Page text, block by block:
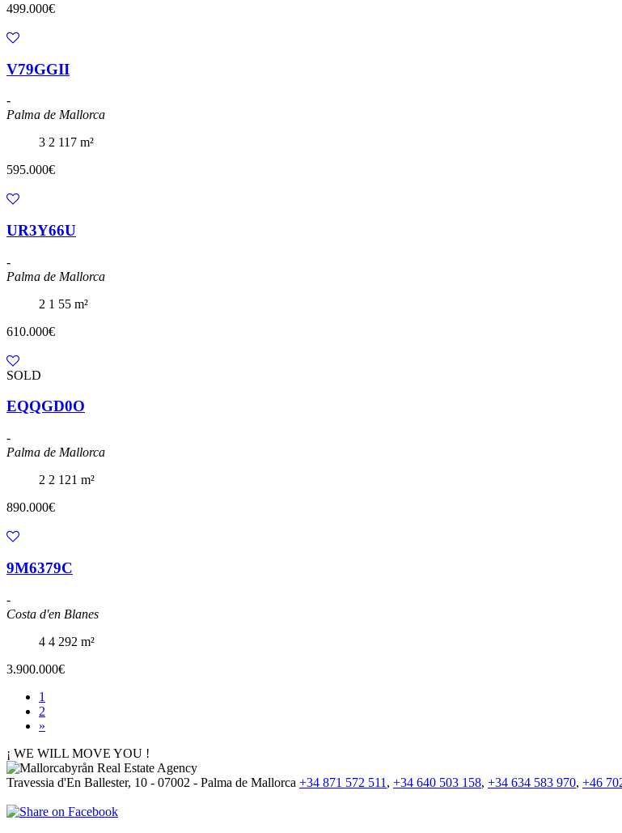
499.000€
V79GGII
-
Palma de Mallorca
3 2 117 m²
595.000€
UR3Y66U
-
Palma de Mallorca
2 1 55 m²
610.000€
SOLD
EQQGD0O
-
Palma de Mallorca
2 2 121 m²
890.000€
9M6379C
-
Costa d'en Blanes
4 4 292 m²
3.900.000€
1
2
»
¡ WE WILL MOVE YOU !
Travessia d'En Ballester, 10 - 07002 - Palma de Mallorca +34 871 572 511 , +34 640 503 158, +34 634 583 970, +46